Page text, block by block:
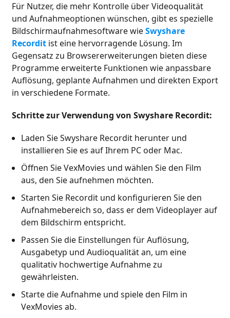
Für Nutzer, die mehr Kontrolle über Videoqualität
und Aufnahmeoptionen wünschen, gibt es spezielle
Bildschirmaufnahmesoftware wieSwyshare
Recordit ist eine hervorragende Lösung. Im
Gegensatz zu Browsererweiterungen bieten diese
Programme erweiterte Funktionen wie anpassbare
Auflösung, geplante Aufnahmen und direkten Export
in verschiedene Formate.
Schritte zur Verwendung von Swyshare Recordit:
Laden Sie Swyshare Recordit herunter und
installieren Sie es auf Ihrem PC oder Mac.
Öffnen Sie VexMovies und wählen Sie den Film
aus, den Sie aufnehmen möchten.
Starten Sie Recordit und konfigurieren Sie den
Aufnahmebereich so, dass er dem Videoplayer auf
dem Bildschirm entspricht.
Passen Sie die Einstellungen für Auflösung,
Ausgabetyp und Audioqualität an, um eine
qualitativ hochwertige Aufnahme zu
gewährleisten.
Starte die Aufnahme und spiele den Film in
VexMovies ab.